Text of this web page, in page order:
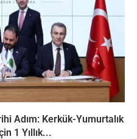
Adım: Kerkük-Yumurtalık
1 Yıllık...